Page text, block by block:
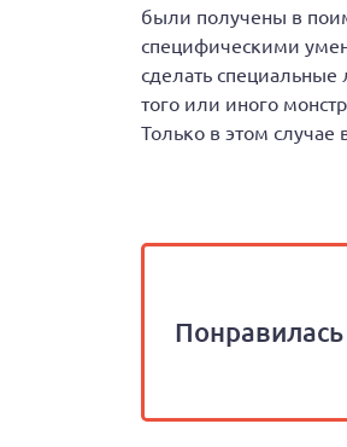
были получены в
специфическими
сделать
того или иного
Только в этом
Понравилась